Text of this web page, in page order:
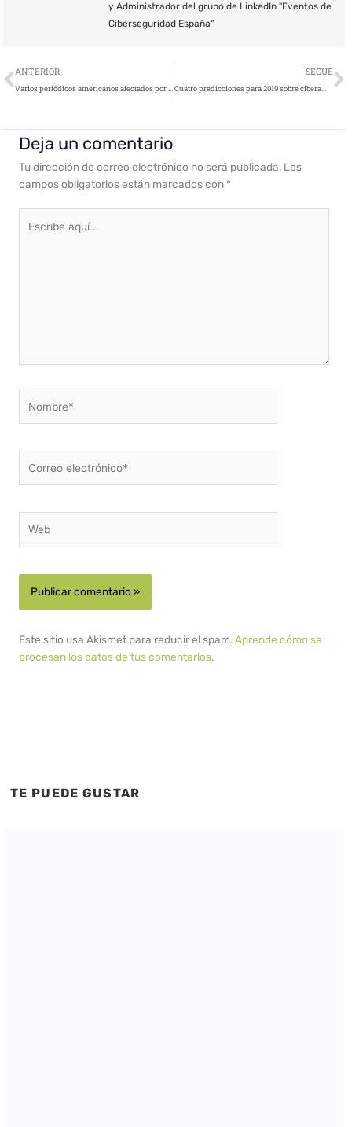
y Administrador del grupo de LinkedIn "Eventos de
Ciberseguridad España"
Ant
ANTERIOR
Varios periódicos americanos afectados por un ciberataque
SEGUE
Cuatro predicciones para 2019 sobre ciberamenazas para la seguridad industrial
Deja un comentario
Tu dirección de correo electrónico no será publicada. Los
campos obligatorios están marcados con *
aquí...
electrónico*
Este sitio usa Akismet para reducir el spam.Aprende cómo se
procesan los datos de tus comentarios.
TE PUEDE GUSTAR